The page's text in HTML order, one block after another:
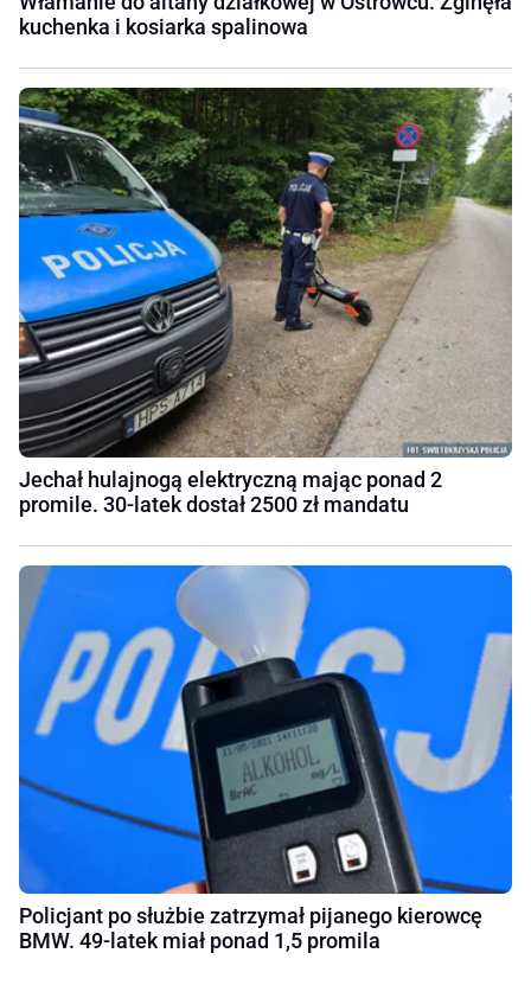
kuchenka i kosiarka spalinowa
Jechał hulajnogą elektryczną mając ponad 2
promile. 30-latek dostał 2500 zł mandatu
Policjant po służbie zatrzymał pijanego kierowcę
BMW. 49-latek miał ponad 1,5 promila